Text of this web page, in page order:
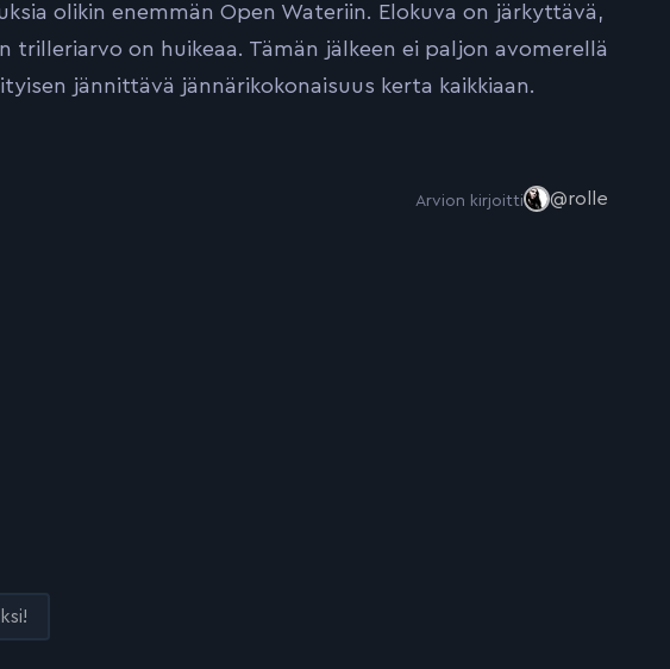
olikin enemmän Open Wateriin. Elokuva on järkyttävä,
on huikeaa. Tämän jälkeen ei paljon avomerellä
jännittävä jännärikokonaisuus kerta kaikkiaan.
Arvion kirjoitti @rolle